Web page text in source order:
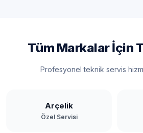
Tüm Markalar İçin
Profesyonel teknik servis
Arçelik
Özel Servisi